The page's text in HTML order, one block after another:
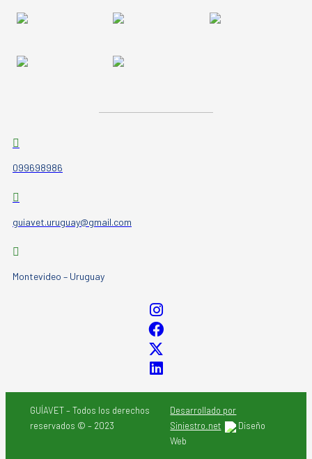
099698986
guiavet.uruguay@gmail.com
Montevideo – Uruguay
GUÍAVET – Todos los derechos
reservados © – 2023
Desarrollado por
Siniestro.net
Diseño
Web